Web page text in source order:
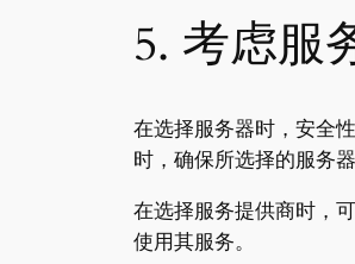
5. 考虑服
在选择服务器时，安全
时，确保所选择的服务
在选择服务提供商时，
使用其服务。